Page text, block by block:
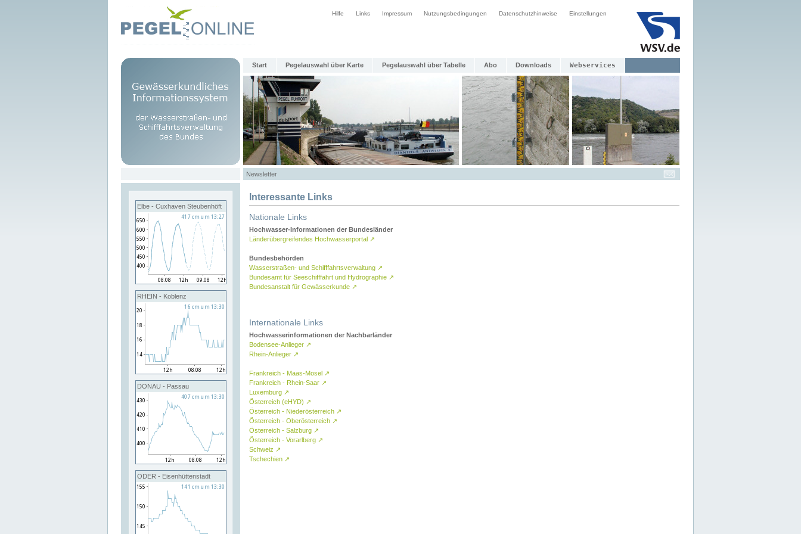
Hilfe Links Impressum Nutzungsbedingungen Datenschutzhinweise Einstellungen
Start Pegelauswahl über Karte Pegelauswahl über Tabelle Abo Downloads Webservices
Newsletter
Elbe - Cuxhaven Steubenhöft
RHEIN - Koblenz
DONAU - Passau
ODER - Eisenhüttenstadt
Interessante Links
Nationale Links
Hochwasser-Informationen der Bundesländer
Länderübergreifendes Hochwasserportal ↗
Bundesbehörden
Wasserstraßen- und Schifffahrtsverwaltung ↗
Bundesamt für Seeschifffahrt und Hydrographie ↗
Bundesanstalt für Gewässerkunde ↗
Internationale Links
Hochwasserinformationen der Nachbarländer
Bodensee-Anlieger ↗
Rhein-Anlieger ↗
Frankreich - Maas-Mosel ↗
Frankreich - Rhein-Saar ↗
Luxemburg ↗
Österreich (eHYD) ↗
Österreich - Niederösterreich ↗
Österreich - Oberösterreich ↗
Österreich - Salzburg ↗
Österreich - Vorarlberg ↗
Schweiz ↗
Tschechien ↗